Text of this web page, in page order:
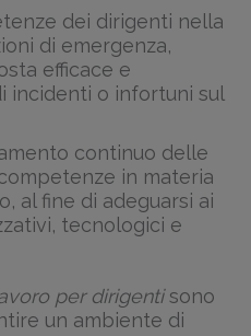
dei dirigenti nella
di emergenza,
efficace e
incidenti o infortuni sul
continuo delle
in materia
al fine di adeguarsi ai
tecnologici e
per dirigentisono
un ambiente di